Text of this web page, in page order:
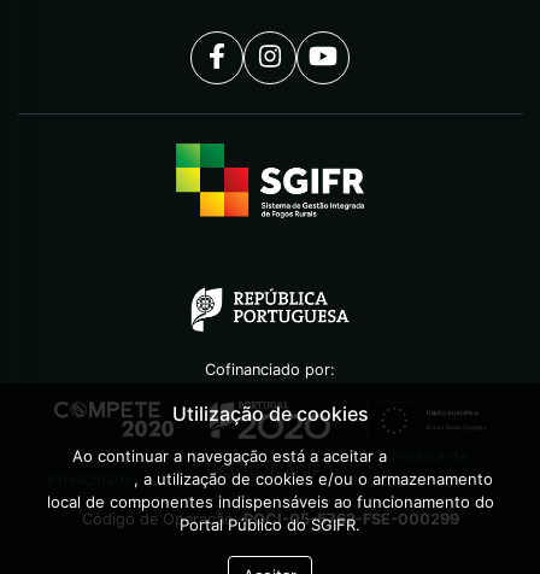
Cofinanciado por:
©2026 AGIF
Código de Operação:POCI-05-5762-FSE-000299
Utilização de cookies
Ao continuar a navegação está a aceitar a
, a utilização de cookies e/ou o armazenamento
local de componentes indispensáveis ao funcionamento do
Portal Público do SGIFR.